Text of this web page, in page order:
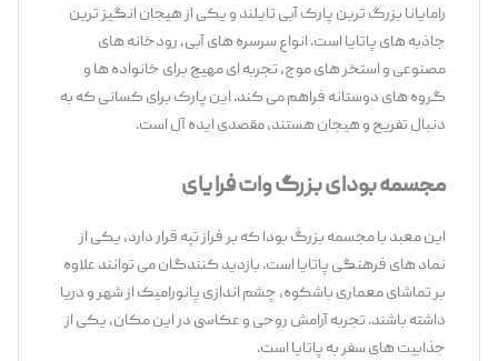
رامایانا بزرگ ‌ترین پارک آبی تایلند و یکی از هیجان ‌انگیز ترین
جاذبه ‌های پاتایا است. انواع سرسره‌ های آبی، رودخانه‌ های
مصنوعی و استخر های موج، تجربه ‌ای مهیج برای خانواده‌ ها و
گروه‌ های دوستانه فراهم می ‌کند. این پارک برای کسانی که به
دنبال تفریح و هیجان هستند، مقصدی ایده ‌آل است.
مجسمه بودای بزرگ وات فرا یای
این معبد با مجسمه بزرگ بودا که بر فراز تپه قرار دارد، یکی از
نماد های فرهنگی پاتایا است. بازدید کنندگان می ‌توانند علاوه
بر تماشای معماری باشکوه، چشم ‌اندازی پانورامیک از شهر و دریا
داشته باشند. تجربه آرامش روحی و عکاسی در این مکان، یکی از
جذابیت ‌های سفر به پاتایا است.